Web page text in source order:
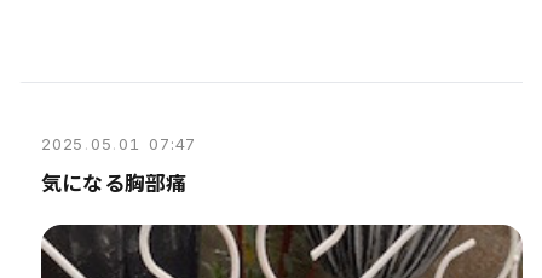
2025 . 05. 01 07:47
気になる胸部痛